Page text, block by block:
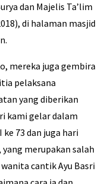
dan Majelis Ta’lim
di halaman masjid
mereka juga gembira
pelaksana
yang diberikan
kami gelar dalam
73 dan juga hari
yang merupakan salah
wanita cantik Ayu Basri